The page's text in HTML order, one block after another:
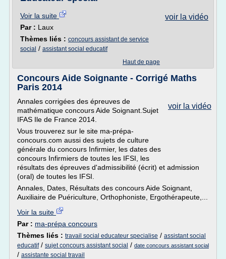
voir la vidéo
Voir la suite
Par : Laux
Thèmes liés : concours assistant de service
social / assistant social educatif
Haut de page
Concours Aide Soignante - Corrigé Maths
Paris 2014
voir la vidéo
Annales corrigées des épreuves de
mathématique concours Aide Soignant.Sujet
IFAS Ile de France 2014.
Vous trouverez sur le site ma-prépa-
concours.com aussi des sujets de culture
générale du concours Infirmier, les dates des
concours Infirmiers de toutes les IFSI, les
résultats des épreuves d'admissibilité (écrit) et admission
(oral) de toutes les IFSI.
Annales, Dates, Résultats des concours Aide Soignant,
Auxiliaire de Puériculture, Orthophoniste, Ergothérapeute,...
Voir la suite
Par : ma-prépa concours
Thèmes liés : travail social educateur specialise / assistant social
educatif/ sujet concours assistant social / date concours assistant social
/ assistante social travail